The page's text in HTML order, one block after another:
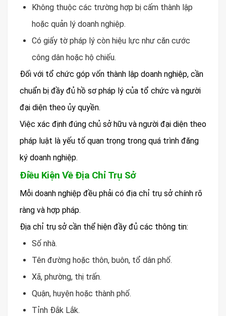
Không thuộc các trường hợp bị cấm thành lập
hoặc quản lý doanh nghiệp.
Có giấy tờ pháp lý còn hiệu lực như căn cước
công dân hoặc hộ chiếu.
Đối với tổ chức góp vốn thành lập doanh nghiệp, cần
chuẩn bị đầy đủ hồ sơ pháp lý của tổ chức và người
đại diện theo ủy quyền.
Việc xác định đúng chủ sở hữu và người đại diện theo
pháp luật là yếu tố quan trọng trong quá trình đăng
ký doanh nghiệp.
Điều Kiện Về Địa Chỉ Trụ Sở
Mỗi doanh nghiệp đều phải có địa chỉ trụ sở chính rõ
ràng và hợp pháp.
Địa chỉ trụ sở cần thể hiện đầy đủ các thông tin:
Số nhà.
Tên đường hoặc thôn, buôn, tổ dân phố.
Xã, phường, thị trấn.
Quận, huyện hoặc thành phố.
Tỉnh Đắk Lắk.